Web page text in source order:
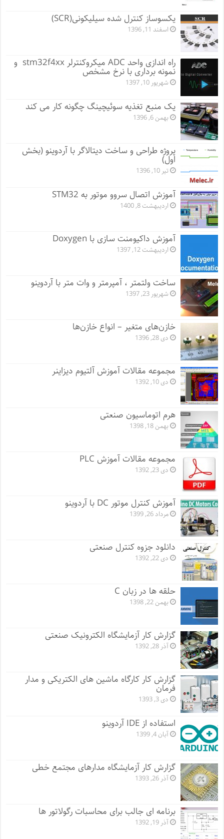
یکسوساز کنترل شده سیلیکونی(SCR)
اسفند 11, 1396
راه اندازی واحد ADC میکروکنترلر stm32f4xx و
نمونه برداری با نرخ مشخص
شهریور 10, 1397
یک منبع تغذیه سوئیچینگ چگونه کار می کند
بهمن 6, 1396
پروژه طراحی و ساخت دیتالاگر با آردوینو (بخش
اول)
تیر 10, 1396
آموزش اتصال سروو موتور به STM32
اردیبهشت 8, 1400
آموزش داکیومنت سازی با Doxygen
اردیبهشت 12, 1397
ساخت ولتمتر ، آمپرمتر و وات متر با آردوینو
شهریور 23, 1397
خازن‌های متغیر – انواع خازن‌ها
دی 28, 1396
مجموعه مقالات آموزش آلتیوم دیزاینر
دی 10, 1392
هرم اتوماسیون صنعتی
بهمن 18, 1398
مجموعه مقالات آموزش PLC
دی 23, 1392
آموزش کنترل موتور DC با آردوینو
مرداد 26, 1399
دانلود جزوه کنترل صنعتی
دی 22, 1392
حلقه ها در زبان C
بهمن 22, 1398
گزارش کار آزمایشگاه الکترونیک صنعتی
آذر 28, 1392
گزارش کار کارگاه ماشین های الکتریکی و مدار
فرمان
دی 3, 1393
استفاده از IDE آردوینو
آبان 4, 1399
گزارش کار آزمایشگاه مدارهای مجتمع خطی
آذر 26, 1393
برنامه ای جالب برای محاسبات رگولاتور ها
آذر 19, 1392